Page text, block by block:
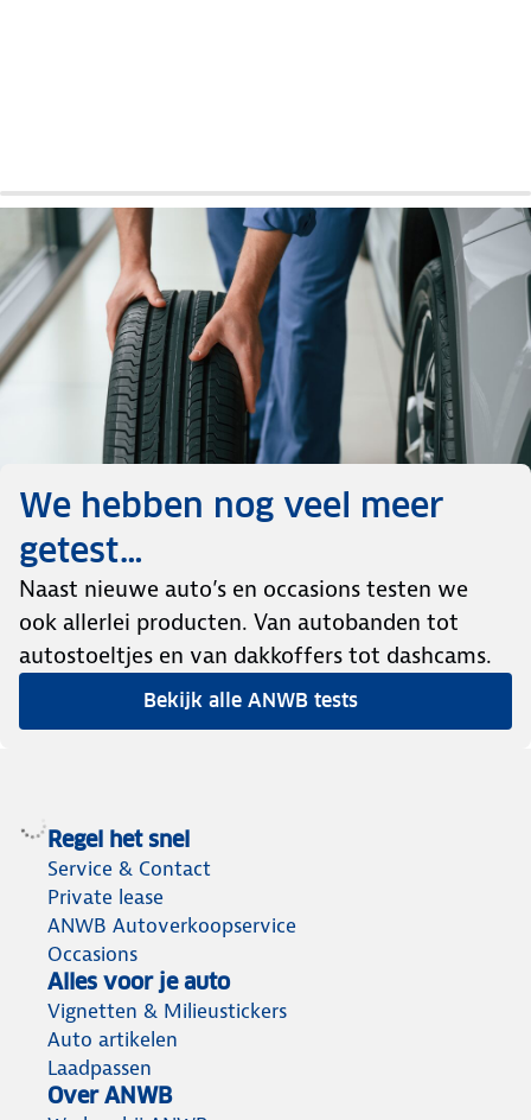
We hebben nog veel meer
getest…
Naast nieuwe auto’s en occasions testen we
ook allerlei producten. Van autobanden tot
autostoeltjes en van dakkoffers tot dashcams.
Bekijk alle ANWB tests
Regel het snel
Service & Contact
Private lease
ANWB Autoverkoopservice
Occasions
Alles voor je auto
Vignetten & Milieustickers
Auto artikelen
Laadpassen
Over ANWB